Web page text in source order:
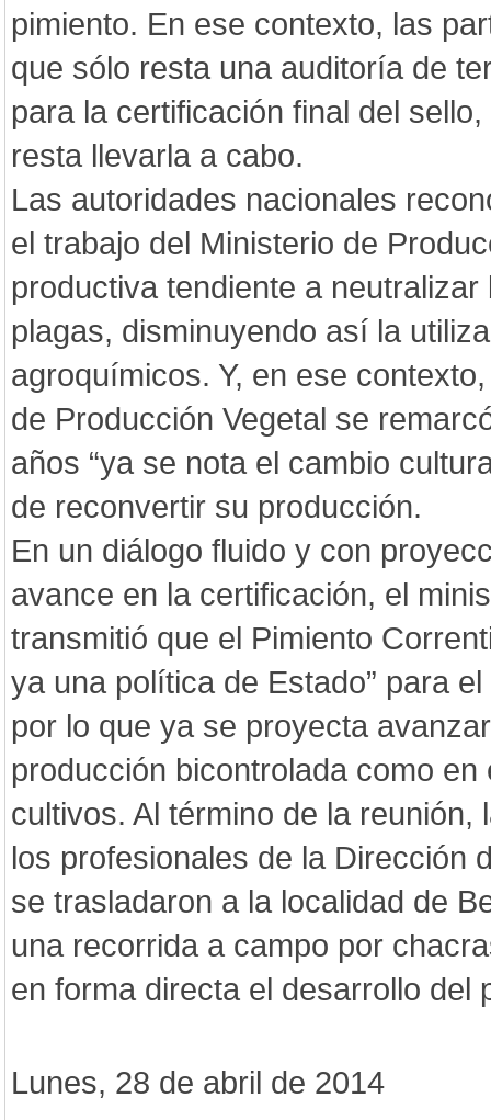
pimiento. En ese contexto, las
que sólo resta una auditoría de
para la certificación final del
resta llevarla a cabo.
Las autoridades nacionales
el trabajo del Ministerio de
productiva tendiente a
plagas, disminuyendo así la
agroquímicos. Y, en ese
de Producción Vegetal se
años “ya se nota el cambio
de reconvertir su producción.
En un diálogo fluido y con
avance en la certificación, el
transmitió que el Pimiento
ya una política de Estado” para
por lo que ya se proyecta
producción bicontrolada como en
cultivos. Al término de la reunión,
los profesionales de la Dirección
se trasladaron a la localidad de
una recorrida a campo por
en forma directa el desarrollo del
Lunes, 28 de abril de 2014